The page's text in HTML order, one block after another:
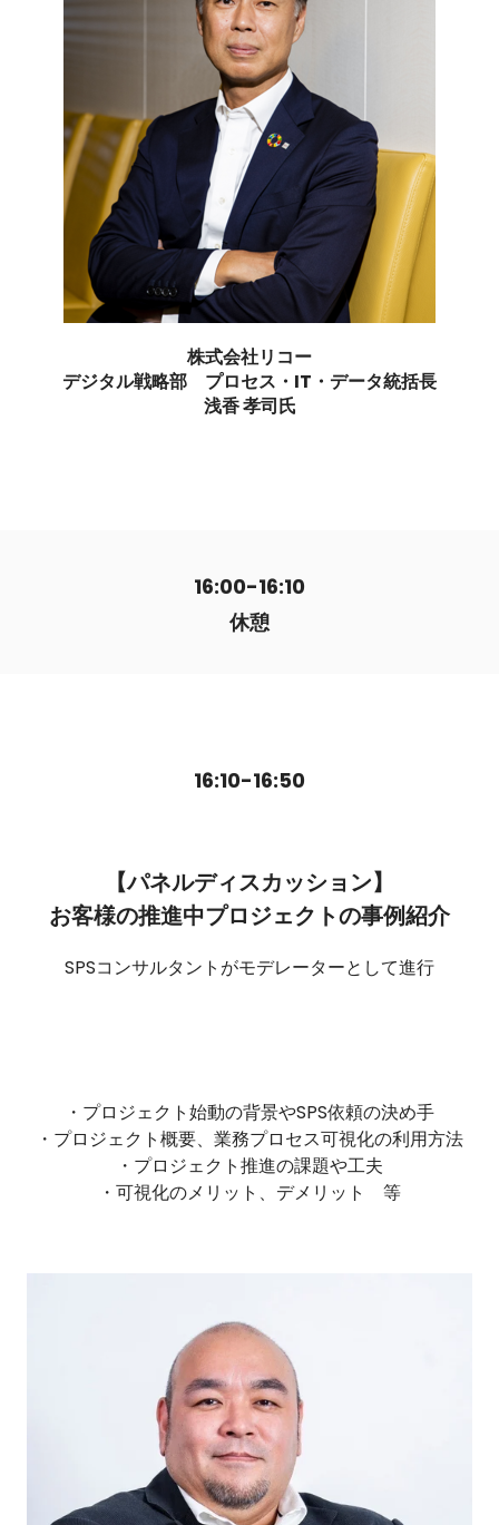
株式会社リコー
デジタル戦略部 プロセス・IT・データ統括長
浅香 孝司氏
16:00-16:10
休憩
16:10-16:50
【パネルディスカッション】
お客様の推進中プロジェクトの事例紹介
SPSコンサルタントがモデレーターとして進行
・プロジェクト始動の背景やSPS依頼の決め手
・プロジェクト概要、業務プロセス可視化の利用方法
・プロジェクト推進の課題や工夫
・可視化のメリット、デメリット 等